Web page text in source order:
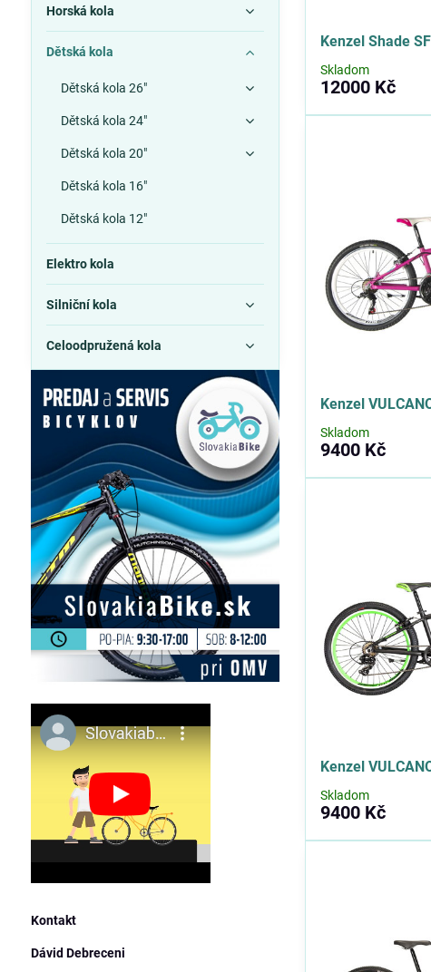
Kenzel Shade
Skladom
12000 Kč
Kenzel
Skladom
9400 Kč
Kenzel
Skladom
9400 Kč
Horská kola
Dětská kola
Dětská kola 26"
Dětská kola 24"
Dětská kola 20"
Dětská kola 16"
Dětská kola 12"
Elektro kola
Silniční kola
Celoodpružená kola
Kontakt
Dávid Debreceni